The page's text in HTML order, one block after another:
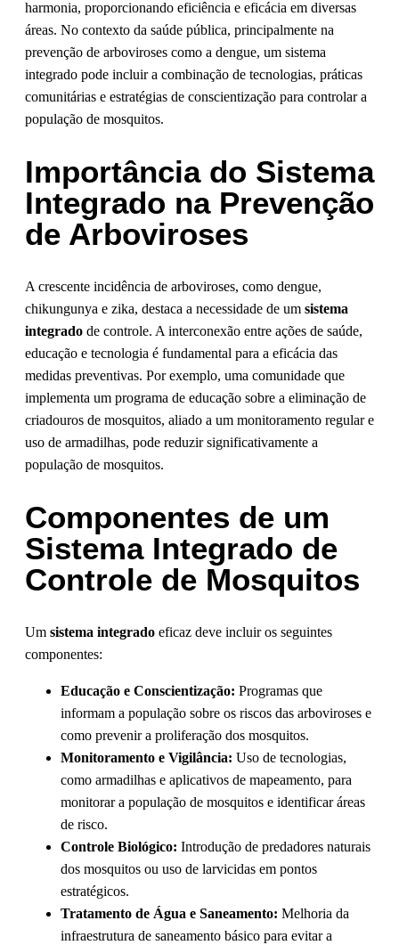
harmonia, proporcionando eficiência e eficácia em diversas
áreas. No contexto da saúde pública, principalmente na
prevenção de arboviroses como a dengue, um sistema
integrado pode incluir a combinação de tecnologias, práticas
comunitárias e estratégias de conscientização para controlar a
população de mosquitos.
Importância do Sistema
Integrado na Prevenção
de Arboviroses
A crescente incidência de arboviroses, como dengue,
chikungunya e zika, destaca a necessidade de um sistema
integrado de controle. A interconexão entre ações de saúde,
educação e tecnologia é fundamental para a eficácia das
medidas preventivas. Por exemplo, uma comunidade que
implementa um programa de educação sobre a eliminação de
criadouros de mosquitos, aliado a um monitoramento regular e
uso de armadilhas, pode reduzir significativamente a
população de mosquitos.
Componentes de um
Sistema Integrado de
Controle de Mosquitos
Um sistema integrado eficaz deve incluir os seguintes
componentes:
Educação e Conscientização: Programas que
informam a população sobre os riscos das arboviroses e
como prevenir a proliferação dos mosquitos.
Monitoramento e Vigilância: Uso de tecnologias,
como armadilhas e aplicativos de mapeamento, para
monitorar a população de mosquitos e identificar áreas
de risco.
Controle Biológico: Introdução de predadores naturais
dos mosquitos ou uso de larvicidas em pontos
estratégicos.
Tratamento de Água e Saneamento: Melhoria da
infraestrutura de saneamento básico para evitar a